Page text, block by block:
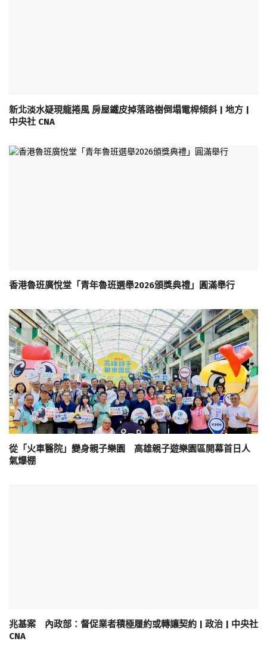
新北淡水疑現龍捲風 房屋鐵皮掉落路樹倒塌電桿傾斜 | 地方 |
中央社 CNA
香港魯班廣悅堂「青年魯班選舉2026頒獎典禮」圓滿舉行
從「火車醫院」變身親子樂園 高雄親子遊樂園區開幕首日人
氣爆棚
兆基案 內政部：督促業者積極履約或轉讓契約 | 政治 | 中央社
CNA